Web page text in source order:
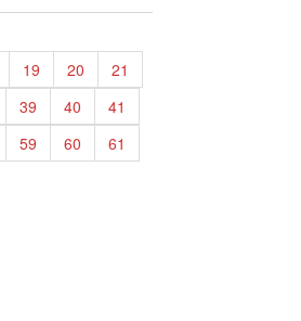
19 20
21
39 40
41
59 60
61